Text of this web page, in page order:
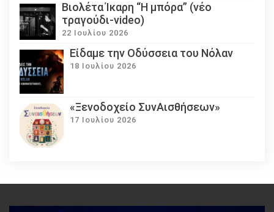
Βιολέτα Ίκαρη “Η μπόρα” (νέο
τραγούδι-video)
22 Ιουλίου 2026
Eίδαμε την Οδύσσεια του Νόλαν
18 Ιουλίου 2026
«Ξενοδοχείο ΣυνΑισθήσεων»
17 Ιουλίου 2026